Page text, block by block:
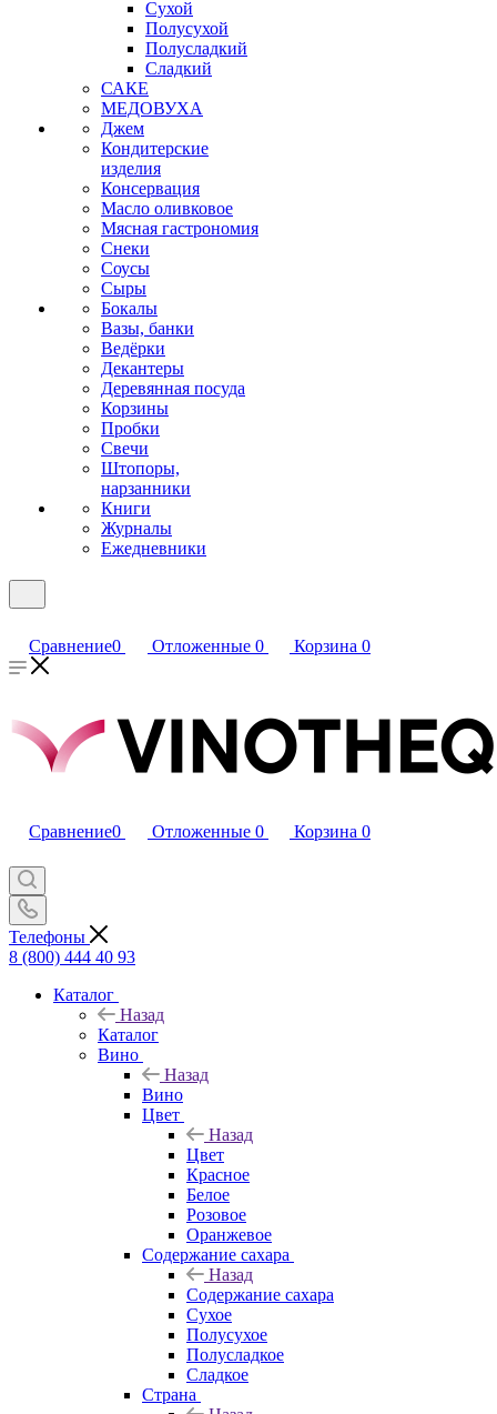
Сухой
Полусухой
Полусладкий
Сладкий
САКЕ
МЕДОВУХА
Джем
Кондитерские
изделия
Консервация
Масло оливковое
Мясная гастрономия
Снеки
Соусы
Сыры
Бокалы
Вазы, банки
Ведёрки
Декантеры
Деревянная посуда
Корзины
Пробки
Свечи
Штопоры,
нарзанники
Книги
Журналы
Ежедневники
Сравнение0 Отложенные 0 Корзина 0
Сравнение0 Отложенные 0 Корзина 0
Телефоны
8 (800) 444 40 93
Каталог
Назад
Каталог
Вино
Назад
Вино
Цвет
Назад
Цвет
Красное
Белое
Розовое
Оранжевое
Содержание сахара
Назад
Содержание сахара
Сухое
Полусухое
Полусладкое
Сладкое
Страна